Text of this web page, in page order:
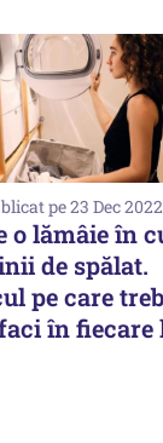
pe 23 Dec 2022
o lămâie în
de spălat.
pe care
în fiecare